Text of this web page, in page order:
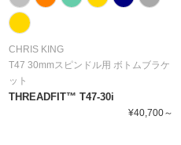
CHRIS KING
T47 30mmスピンドル用 ボトムブラケ
ット
THREADFIT™ T47-30i
¥40,700～